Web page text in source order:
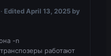
· Edited April 13, 2025 by
-n
работают